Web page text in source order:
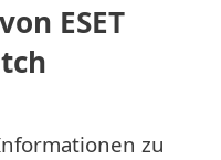
ESET
zu